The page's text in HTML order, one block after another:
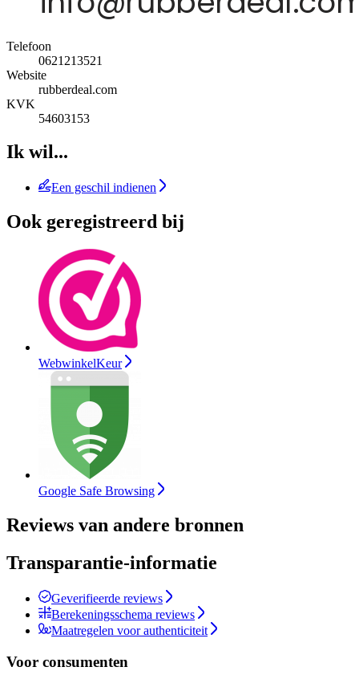
Telefoon
0621213521
Website
rubberdeal.com
KVK
54603153
Ik wil...
Een geschil indienen
Ook geregistreerd bij
WebwinkelKeur
Google Safe Browsing
Reviews van andere bronnen
Transparantie-informatie
Geverifieerde reviews
Berekeningsschema reviews
Maatregelen voor authenticiteit
Voor consumenten